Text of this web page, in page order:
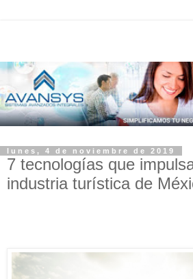
lunes, 4 de noviembre de 2019
7 tecnologías que
industria turística de